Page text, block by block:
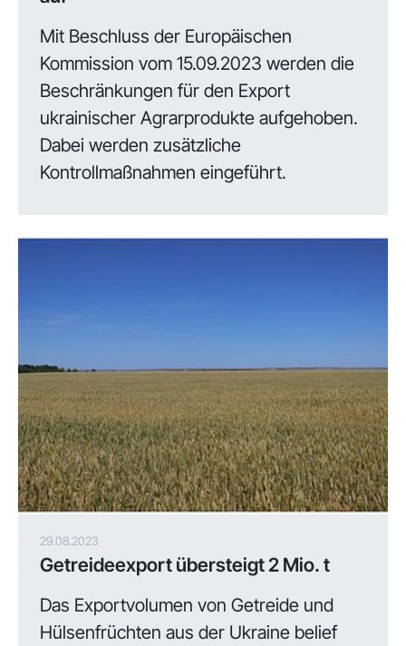
Mit Beschluss der Europäischen
Kommission vom 15.09.2023 werden die
Beschränkungen für den Export
ukrainischer Agrarprodukte aufgehoben.
Dabei werden zusätzliche
Kontrollmaßnahmen eingeführt.
29.08.2023
Getreideexport übersteigt 2 Mio. t
Das Exportvolumen von Getreide und
Hülsenfrüchten aus der Ukraine belief